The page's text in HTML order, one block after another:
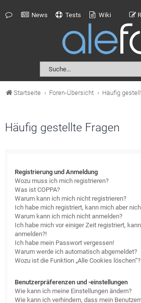
News Tests Wiki
Startseite Foren-Übersicht Häufig
Häufig gestellte Fragen
Registrierung und Anmeldung
Wozu muss ich mich registrieren?
Was ist COPPA?
Warum kann ich mich nicht registrieren?
Ich habe mich registriert, kann mich aber
Warum kann ich mich nicht anmelden?
Ich habe mich vor einiger Zeit registriert,
anmelden?!
Ich habe mein Passwort vergessen!
Warum werde ich automatisch abgemeldet?
Wozu ist die Funktion „Alle Cookies löschen“?
Benutzerpräferenzen und -einstellungen
Wie kann ich meine Einstellungen ändern?
Wie kann ich verhindern, dass mein